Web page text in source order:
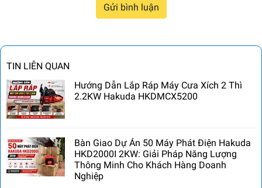
TIN LIÊN QUAN
Hướng Dẫn Lắp Ráp Máy Cưa Xích 2 Thì
2.2KW Hakuda HKDMCX5200
Bàn Giao Dự Án 50 Máy Phát Điện Hakuda
HKD2000I 2KW: Giải Pháp Năng Lượng
Thông Minh Cho Khách Hàng Doanh
Nghiệp
Gửi bình luận